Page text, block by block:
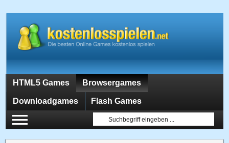
HTML5 Games Browsergames
Downloadgames Flash Games